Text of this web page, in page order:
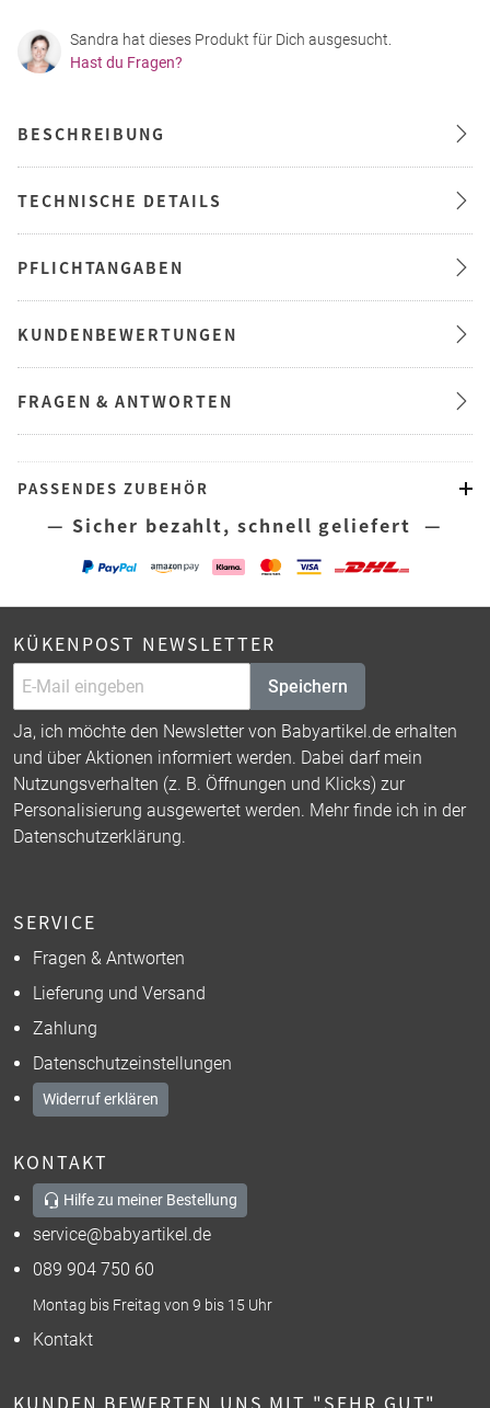
Sandra hat dieses Produkt für Dich ausgesucht.
Hast du Fragen?
BESCHREIBUNG
TECHNISCHE DETAILS
PFLICHTANGABEN
KUNDENBEWERTUNGEN
FRAGEN & ANTWORTEN
PASSENDES ZUBEHÖR
— Sicher bezahlt, schnell geliefert —
KÜKENPOST NEWSLETTER
Speichern
Ja, ich möchte den Newsletter von Babyartikel.de erhalten
und über Aktionen informiert werden. Dabei darf mein
Nutzungsverhalten (z. B. Öffnungen und Klicks) zur
Personalisierung ausgewertet werden. Mehr finde ich in der
Datenschutzerklärung.
SERVICE
Fragen & Antworten
Lieferung und Versand
Zahlung
Datenschutzeinstellungen
Widerruf erklären
KONTAKT
Hilfe zu meiner Bestellung
service@babyartikel.de
089 904 750 60
Montag bis Freitag von 9 bis 15 Uhr
Kontakt
KUNDEN BEWERTEN UNS MIT "SEHR GUT"